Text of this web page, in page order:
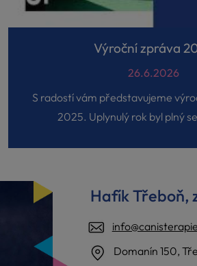
Výroční zpráva
26.6.2026
S radostí vám představujeme
2025. Uplynulý rok byl plný
Hafík Třeboň,
Domanín 150,